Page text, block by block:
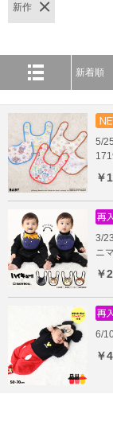
新作
新着順
5/
￥
3/
ニ
￥
6/
￥